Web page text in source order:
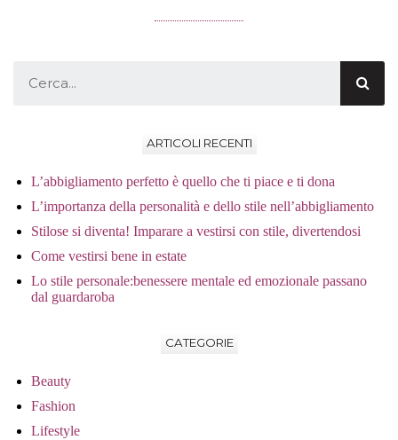
ARTICOLI RECENTI
L’abbigliamento perfetto è quello che ti piace e ti dona
L’importanza della personalità e dello stile nell’abbigliamento
Stilose si diventa! Imparare a vestirsi con stile, divertendosi
Come vestirsi bene in estate
Lo stile personale:benessere mentale ed emozionale passano
dal guardaroba
CATEGORIE
Beauty
Fashion
Lifestyle